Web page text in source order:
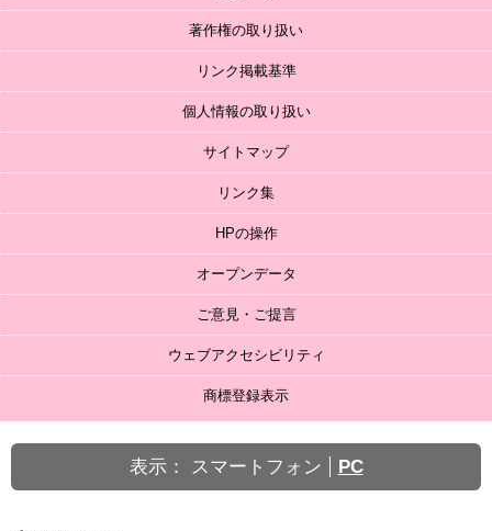
著作権の取り扱い
リンク掲載基準
個人情報の取り扱い
サイトマップ
リンク集
HPの操作
オープンデータ
ご意見・ご提言
ウェブアクセシビリティ
商標登録表示
表示： スマートフォン PC